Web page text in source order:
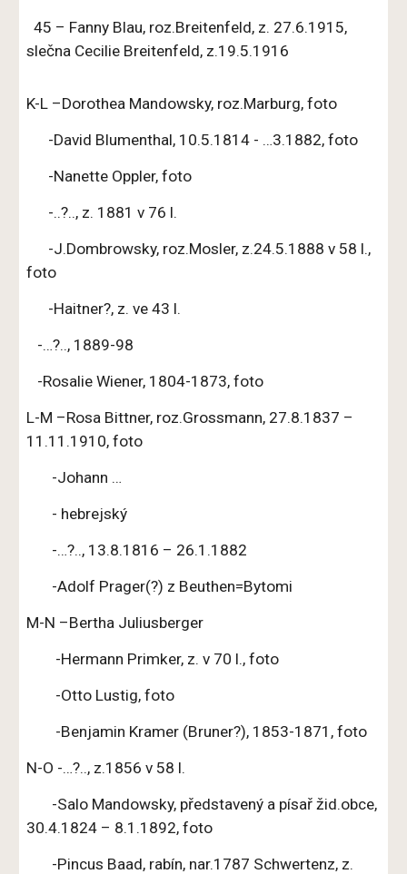
45 – Fanny Blau, roz.Breitenfeld, z. 27.6.1915,
slečna Cecilie Breitenfeld, z.19.5.1916
K-L –Dorothea Mandowsky, roz.Marburg, foto
-David Blumenthal, 10.5.1814 - …3.1882, foto
-Nanette Oppler, foto
-..?.., z. 1881 v 76 l.
-J.Dombrowsky, roz.Mosler, z.24.5.1888 v 58 l.,
foto
-Haitner?, z. ve 43 l.
-…?.., 1889-98
-Rosalie Wiener, 1804-1873, foto
L-M –Rosa Bittner, roz.Grossmann, 27.8.1837 –
11.11.1910, foto
-Johann …
- hebrejský
-…?.., 13.8.1816 – 26.1.1882
-Adolf Prager(?) z Beuthen=Bytomi
M-N –Bertha Juliusberger
-Hermann Primker, z. v 70 l., foto
-Otto Lustig, foto
-Benjamin Kramer (Bruner?), 1853-1871, foto
N-O -…?.., z.1856 v 58 l.
-Salo Mandowsky, představený a písař žid.obce,
30.4.1824 – 8.1.1892, foto
-Pincus Baad, rabín, nar.1787 Schwertenz, z.